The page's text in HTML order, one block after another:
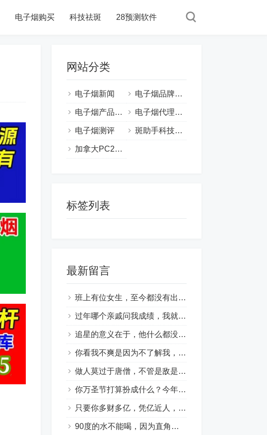
电子烟购买 科技祛斑 28预测软件
网站分类
电子烟新闻 电子烟品牌动态
电子烟产品信息 电子烟代理信息
电子烟测评 斑助手科技祛斑
加拿大PC28预测软件
标签列表
最新留言
班上有位女生，至今都没有出现过，她名叫安静。
过年哪个亲戚问我成绩，我就问他年终奖金。
追星的意义在于，他什么都没做，却治愈了你所有的不开心。
你看我不爽是因为不了解我，如果了解我，你看都不想看我。
做人莫过于唐僧，不管是敌是友，都想送他上西天。
你万圣节打算扮成什么？今年我本色出演——穷鬼。
只要你多财多亿，凭亿近人，还怕找不到女朋友吗？
90度的水不能喝，因为直角卡喉咙！